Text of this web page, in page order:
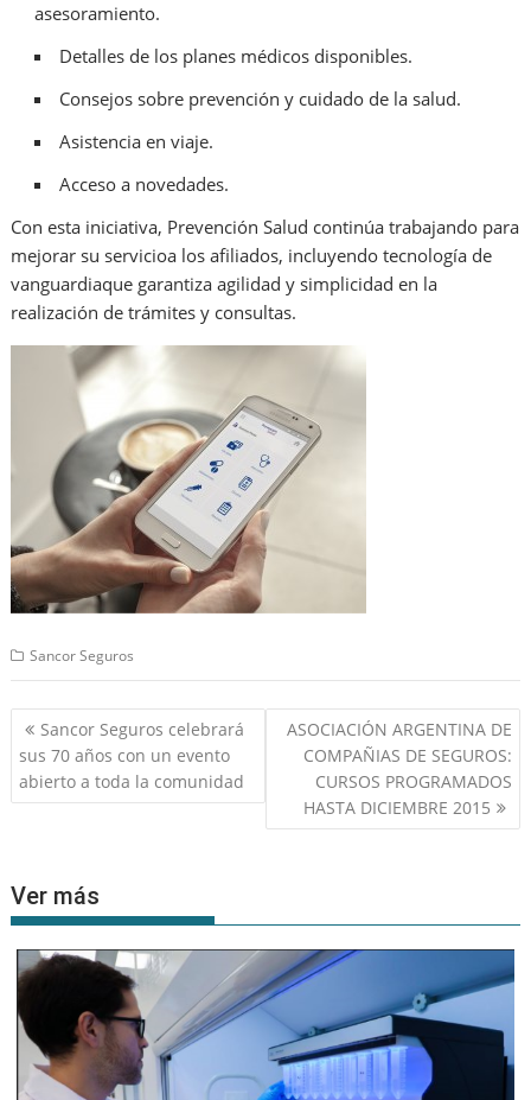
asesoramiento.
Detalles de los planes médicos disponibles.
Consejos sobre prevención y cuidado de la salud.
Asistencia en viaje.
Acceso a novedades.
Con esta iniciativa, Prevención Salud continúa trabajando para
mejorar su servicioa los afiliados, incluyendo tecnología de
vanguardiaque garantiza agilidad y simplicidad en la
realización de trámites y consultas.
Sancor Seguros
Navegación
de
entradas
Sancor Seguros celebrará
sus 70 años con un evento
abierto a toda la comunidad
ASOCIACIÓN ARGENTINA DE
COMPAÑIAS DE SEGUROS:
CURSOS PROGRAMADOS
HASTA DICIEMBRE 2015
Ver más